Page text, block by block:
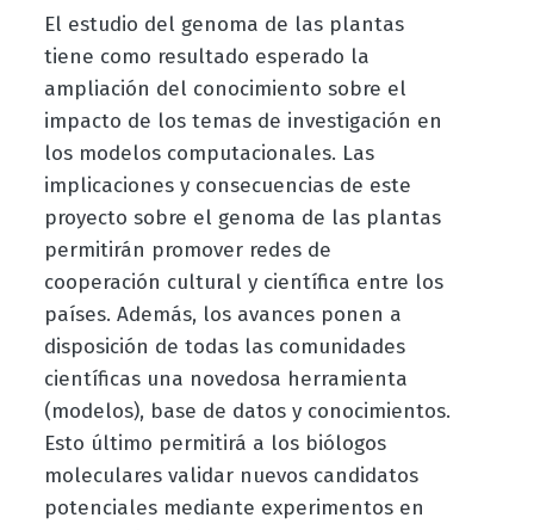
El estudio del genoma de las plantas
tiene como resultado esperado la
ampliación del conocimiento sobre el
impacto de los temas de investigación en
los modelos computacionales. Las
implicaciones y consecuencias de este
proyecto sobre el genoma de las plantas
permitirán promover redes de
cooperación cultural y científica entre los
países. Además, los avances ponen a
disposición de todas las comunidades
científicas una novedosa herramienta
(modelos), base de datos y conocimientos.
Esto último permitirá a los biólogos
moleculares validar nuevos candidatos
potenciales mediante experimentos en